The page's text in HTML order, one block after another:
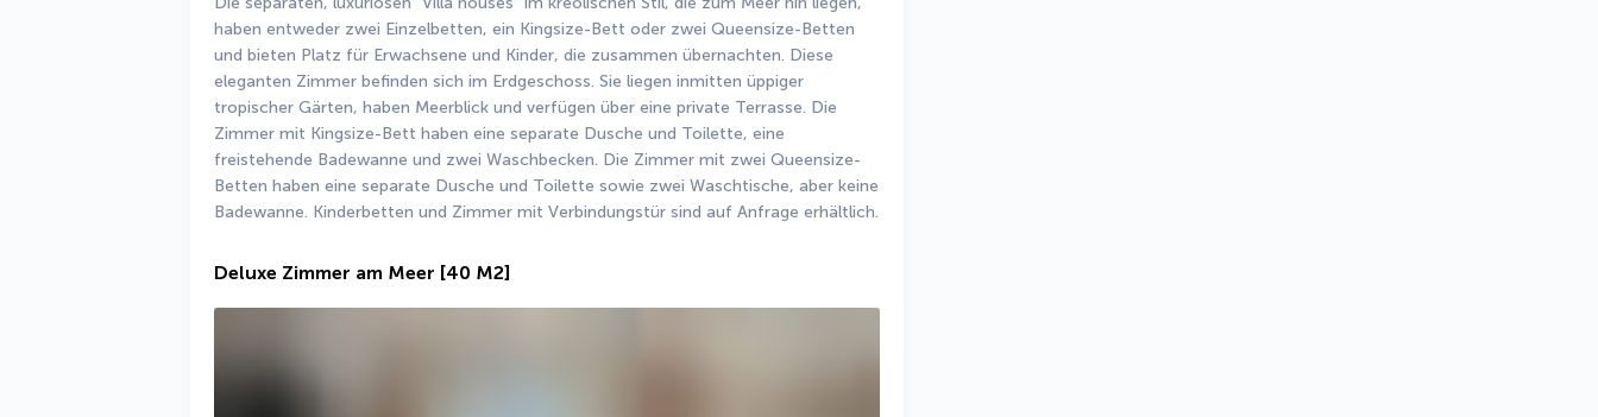
haben entweder zwei Einzelbetten, ein Kingsize-Bett oder zwei Queensize-Betten
und bieten Platz für Erwachsene und Kinder, die zusammen übernachten. Diese
eleganten Zimmer befinden sich im Erdgeschoss. Sie liegen inmitten üppiger
tropischer Gärten, haben Meerblick und verfügen über eine private Terrasse. Die
Zimmer mit Kingsize-Bett haben eine separate Dusche und Toilette, eine
freistehende Badewanne und zwei Waschbecken. Die Zimmer mit zwei Queensize-
Betten haben eine separate Dusche und Toilette sowie zwei Waschtische, aber keine
Badewanne. Kinderbetten und Zimmer mit Verbindungstür sind auf Anfrage erhältlich.
Deluxe Zimmer am Meer [40 M2]